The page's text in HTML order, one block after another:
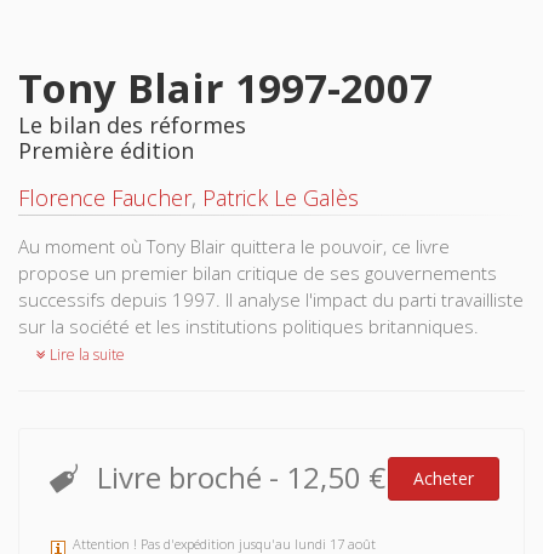
Tony Blair 1997-2007
Le bilan des réformes
Première édition
Florence Faucher, Patrick Le Galès
Au moment où Tony Blair quittera le pouvoir, ce livre
propose un premier bilan critique de ses gouvernements
successifs depuis 1997. Il analyse l'impact du parti travailliste
sur la société et les institutions politiques britanniques.
Lire la suite
Livre broché - 12,50 € Acheter
Attention ! Pas d'expédition jusqu'au lundi 17 août